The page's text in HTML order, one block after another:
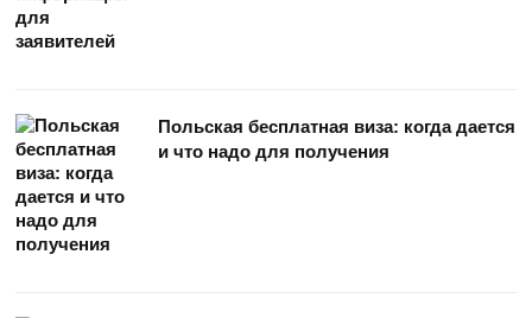
Польская бесплатная виза: когда дается
и что надо для получения